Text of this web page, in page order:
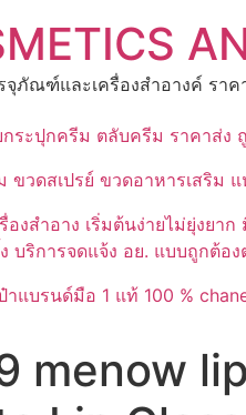
จุภัณฑ์และเครื่องสำอางค์ ราค
ระปุกครีม ตลับครีม ราคาส่ง
ขวดสเปรย์ ขวดอาหารเสริม
องสำอาง เริ่มต้นง่ายไม่ยุ่งย
บริการจดแจ้ง อย. แบบถูกต้
าแบรนด์มือ 1 แท้ 100 %
menow